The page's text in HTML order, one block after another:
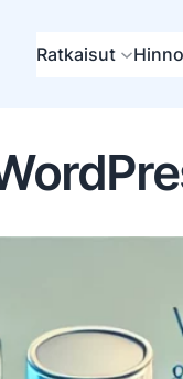
Ratkaisut